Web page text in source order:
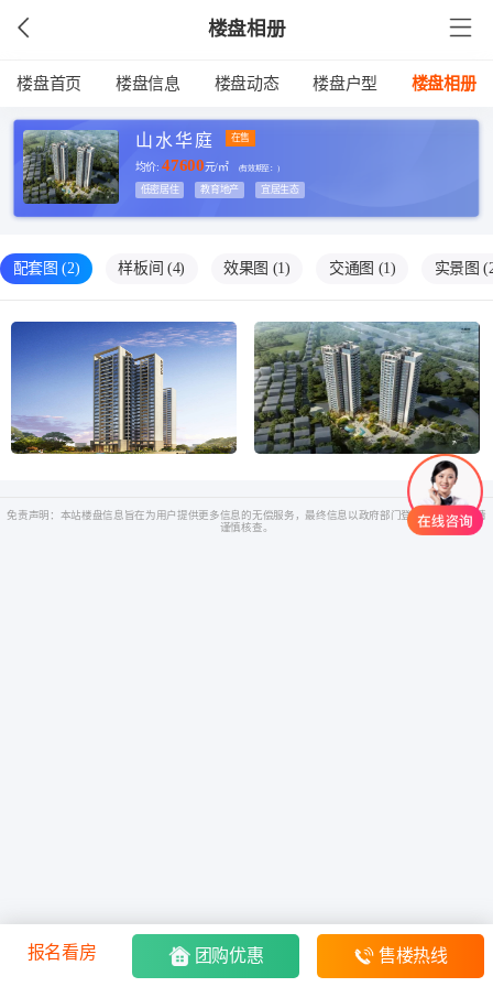
楼盘相册
楼盘首页 楼盘信息 楼盘动态 楼盘户型 楼盘相册
山水华庭 在售
均价:47600元/㎡ (有效期至： )
低密居住 教育地产 宜居生态
配套图 (2) 样板间 (4) 效果图 (1) 交通图 (1) 实景图
免责声明：本站楼盘信息旨在为用户提供更多信息的无偿服务，最终信息以政府部门登记备案为准，请
谨慎核查。
报名看房 团购优惠 售楼热线